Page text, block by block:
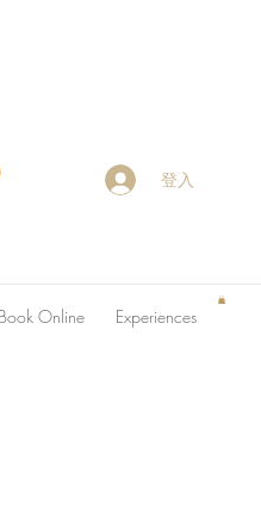
登入
Book Online Experiences